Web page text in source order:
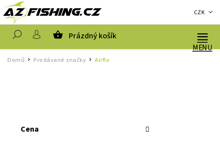
CZK
Prázdný košík
Domů / Prodávané značky / Airflo